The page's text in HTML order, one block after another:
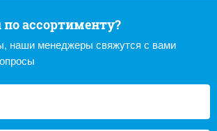
ассортименту?
наши менеджеры свяжутся с вами